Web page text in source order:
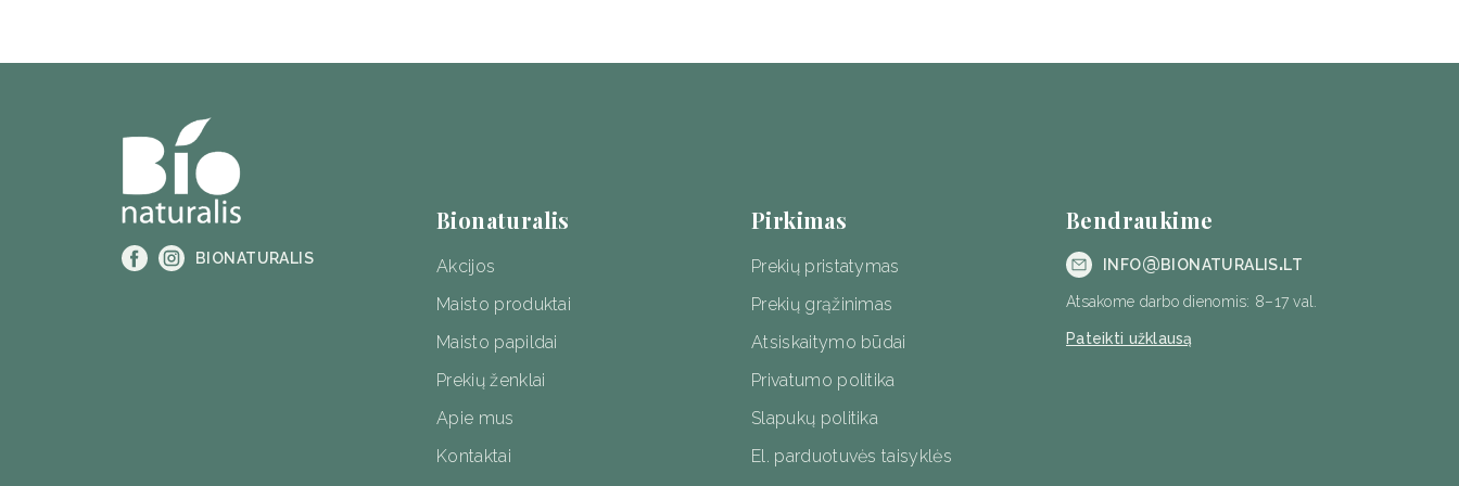
BIONATURALIS
Bionaturalis
Akcijos
Maisto produktai
Maisto papildai
Prekių ženklai
Apie mus
Kontaktai
Pirkimas
Prekių pristatymas
Prekių grąžinimas
Atsiskaitymo būdai
Privatumo politika
Slapukų politika
El. parduotuvės taisyklės
Bendraukime
info@bionaturalis.lt
Atsakome darbo dienomis: 8–17 val.
Pateikti užklausą